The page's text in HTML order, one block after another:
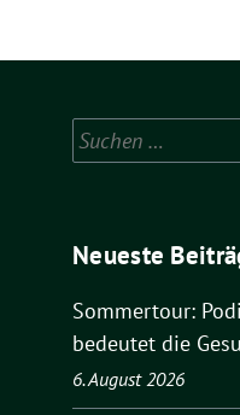
Suchen
nach:
Neueste
Sommertour:
bedeutet die
6. August 2026